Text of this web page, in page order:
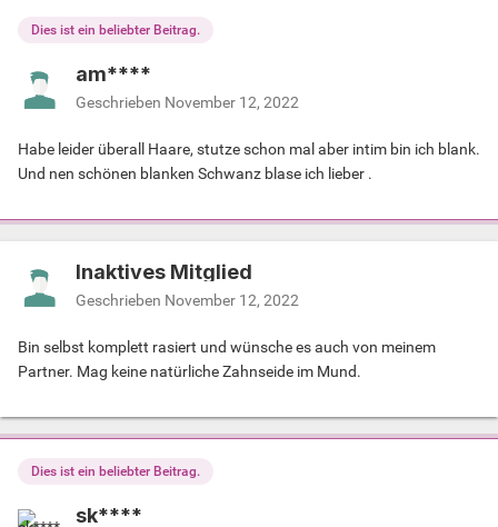
Dies ist ein beliebter Beitrag.
am****
Geschrieben November 12, 2022
Habe leider überall Haare, stutze schon mal aber intim bin ich blank.
Und nen schönen blanken Schwanz blase ich lieber .
Inaktives Mitglied
Geschrieben November 12, 2022
Bin selbst komplett rasiert und wünsche es auch von meinem
Partner. Mag keine natürliche Zahnseide im Mund.
Dies ist ein beliebter Beitrag.
sk****